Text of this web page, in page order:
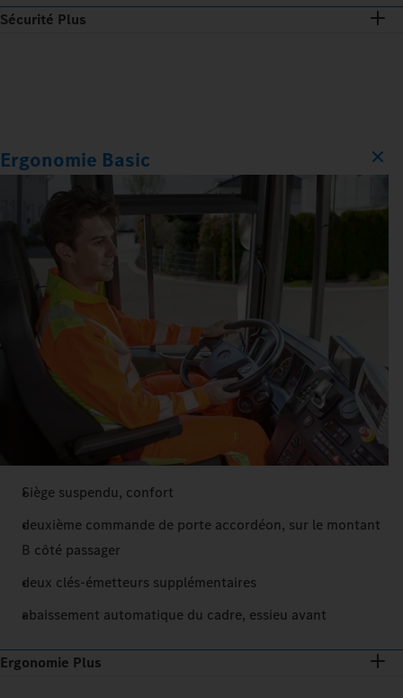
Sécurité Plus
Ergonomie Basic
Siège suspendu, confort
deuxième commande de porte accordéon, sur le montant
B côté passager
deux clés-émetteurs supplémentaires
abaissement automatique du cadre, essieu avant
Ergonomie Plus